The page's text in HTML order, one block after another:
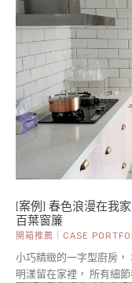
[案例] 春色浪漫在我
百葉窗簾
開箱推薦｜CASE
小巧精緻的一字型廚房
明漾留在家裡， 所有細